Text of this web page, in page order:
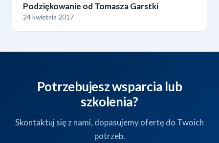
Podziękowanie od Tomasza Garstki
24 kwietnia 2017
Potrzebujesz wsparcia lub
szkolenia?
Skontaktuj się z nami, dopasujemy ofertę do Twoich
potrzeb.